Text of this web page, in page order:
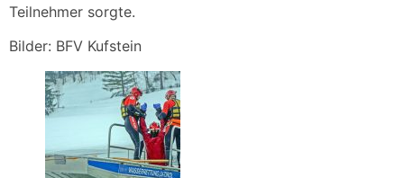
Teilnehmer sorgte.
Bilder: BFV Kufstein